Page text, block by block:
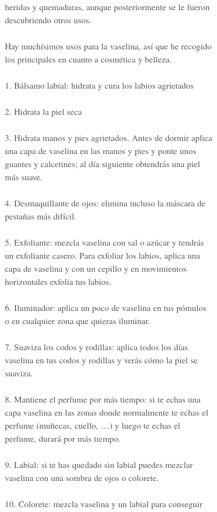
heridas y quemaduras, aunque posteriormente se le fueron
descubriendo otros usos.
Hay muchísimos usos para la vaselina, así que he recogido
los principales en cuanto a cosmética y belleza.
1. Bálsamo labial: hidrata y cura los labios agrietados
2. Hidrata la piel seca
3. Hidrata manos y pies agrietados. Antes de dormir aplica
una capa de vaselina en las manos y pies y ponte unos
guantes y calcetines; al día siguiente obtendrás una piel
más suave.
4. Desmaquillante de ojos: elimina incluso la máscara de
pestañas más difícil.
5. Exfoliante: mezcla vaselina con sal o azúcar y tendrás
un exfoliante casero. Para exfoliar los labios, aplica una
capa de vaselina y con un cepillo y en movimientos
horizontales exfolia tus labios.
6. Iluminador: aplica un poco de vaselina en tus pómulos
o en cualquier zona que quieras iluminar.
7. Suaviza los codos y rodillas: aplica todos los días
vaselina en tus codos y rodillas y verás cómo la piel se
suaviza.
8. Mantiene el perfume por más tiempo: si te echas una
capa vaselina en las zonas donde normalmente te echas el
perfume (muñecas, cuello, …) y luego te echas el
perfume, durará por más tiempo.
9. Labial: si te has quedado sin labial puedes mezclar
vaselina con una sombra de ojos o colorete.
10. Colorete: mezcla vaselina y un labial para conseguir